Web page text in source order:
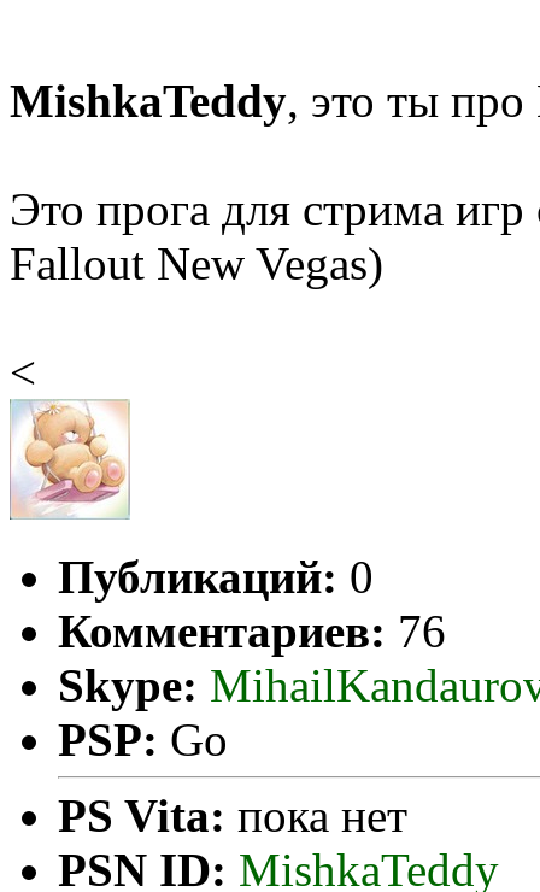
MishkaTeddy, это ты
Это прога для стрима
Fallout New Vegas)
<
Публикаций: 0
Комментариев: 76
Skype:
PSP: Go
PS Vita: пока нет
PSN ID: MishkaTeddy